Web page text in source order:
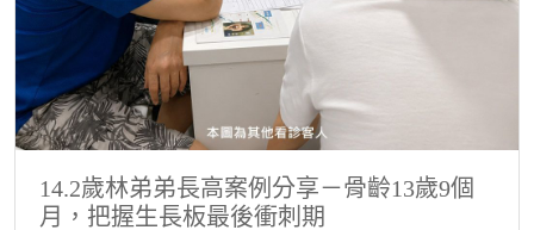
14.2歲林弟弟長高案例分享－骨齡13歲9個
月，把握生長板最後衝刺期